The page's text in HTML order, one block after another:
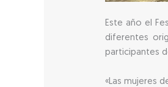
Este año el
diferentes
participantes
«Las mujeres